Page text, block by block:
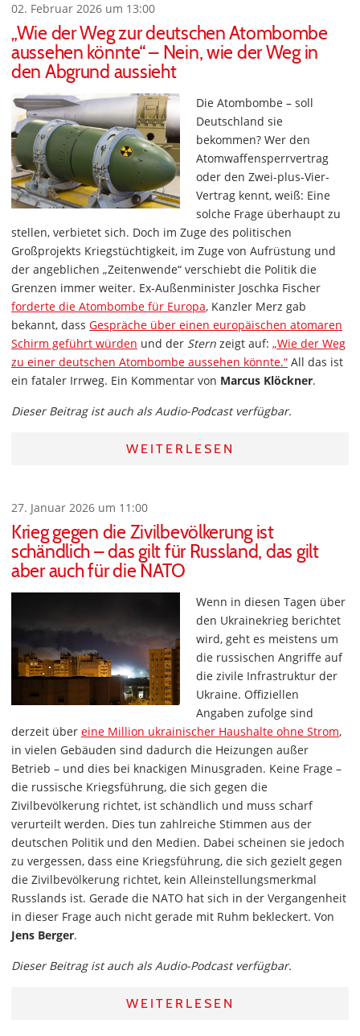
02. Februar 2026 um 13:00
„Wie der Weg zur deutschen Atombombe
aussehen könnte“ – Nein, wie der Weg in
den Abgrund aussieht
Die Atombombe – soll
Deutschland sie
bekommen? Wer den
Atomwaffensperrvertrag
oder den Zwei-plus-Vier-
Vertrag kennt, weiß: Eine
solche Frage überhaupt zu
stellen, verbietet sich. Doch im Zuge des politischen
Großprojekts Kriegstüchtigkeit, im Zuge von Aufrüstung und
der angeblichen „Zeitenwende“ verschiebt die Politik die
Grenzen immer weiter. Ex-Außenminister Joschka Fischer
forderte die Atombombe für Europa, Kanzler Merz gab
bekannt, dass Gespräche über einen europäischen atomaren
Schirm geführt würden und der Stern zeigt auf: „Wie der Weg
zu einer deutschen Atombombe aussehen könnte.“ All das ist
ein fataler Irrweg. Ein Kommentar von Marcus Klöckner.
Dieser Beitrag ist auch als Audio-Podcast verfügbar.
WEITERLESEN
27. Januar 2026 um 11:00
Krieg gegen die Zivilbevölkerung ist
schändlich – das gilt für Russland, das gilt
aber auch für die NATO
Wenn in diesen Tagen über
den Ukrainekrieg berichtet
wird, geht es meistens um
die russischen Angriffe auf
die zivile Infrastruktur der
Ukraine. Offiziellen
Angaben zufolge sind
derzeit über eine Million ukrainischer Haushalte ohne Strom,
in vielen Gebäuden sind dadurch die Heizungen außer
Betrieb – und dies bei knackigen Minusgraden. Keine Frage –
die russische Kriegsführung, die sich gegen die
Zivilbevölkerung richtet, ist schändlich und muss scharf
verurteilt werden. Dies tun zahlreiche Stimmen aus der
deutschen Politik und den Medien. Dabei scheinen sie jedoch
zu vergessen, dass eine Kriegsführung, die sich gezielt gegen
die Zivilbevölkerung richtet, kein Alleinstellungsmerkmal
Russlands ist. Gerade die NATO hat sich in der Vergangenheit
in dieser Frage auch nicht gerade mit Ruhm bekleckert. Von
Jens Berger.
Dieser Beitrag ist auch als Audio-Podcast verfügbar.
WEITERLESEN